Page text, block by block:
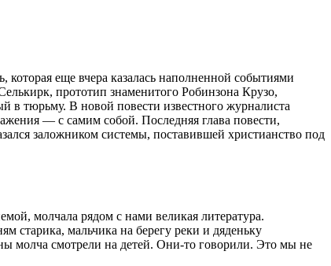
еще вчера казалась наполненной событиями
прототип знаменитого Робинзона Крузо,
в тюрьму. В новой повести известного журналиста
— с самим собой. Последняя глава повести,
заложником системы, поставившей христианство под
молчала рядом с нами великая литература.
старика, мальчика на берегу реки и дяденьку
молча смотрели на детей. Они-то говорили. Это мы не